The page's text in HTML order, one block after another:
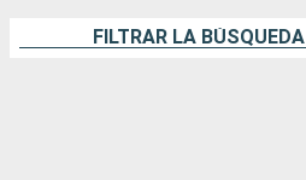
FILTRAR LA BÚSQUEDA